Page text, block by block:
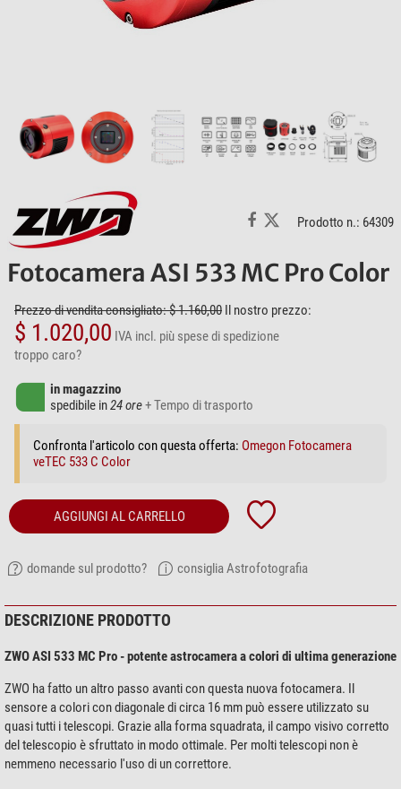
Prodotto n.: 64309
Fotocamera ASI 533 MC Pro Color
Prezzo di vendita consigliato: $ 1.160,00 Il nostro prezzo:
$ 1.020,00 IVA incl. più spese di spedizione
troppo caro?
in magazzino
spedibile in24 ore+ Tempo di trasporto
Confronta l'articolo con questa offerta: Omegon Fotocamera
veTEC 533 C Color
AGGIUNGI AL CARRELLO
domande sul prodotto? consiglia Astrofotografia
DESCRIZIONE PRODOTTO
ZWO ASI 533 MC Pro - potente astrocamera a colori di ultima generazione
ZWO ha fatto un altro passo avanti con questa nuova fotocamera. Il
sensore a colori con diagonale di circa 16 mm può essere utilizzato su
quasi tutti i telescopi. Grazie alla forma squadrata, il campo visivo corretto
del telescopio è sfruttato in modo ottimale. Per molti telescopi non è
nemmeno necessario l'uso di un correttore.